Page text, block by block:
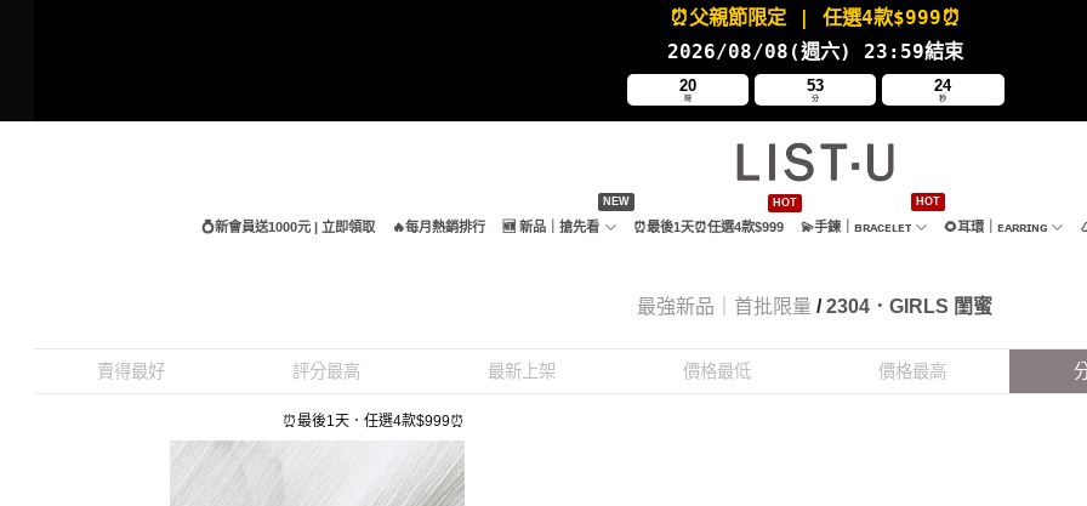
⏰父親節限定 | 任選4款$999⏰
2026/08/08(週六) 23:59結束
20
時
53
分
23
秒
💍新會員送1000元 | 立即領取 🔥每月熱銷排行 🆕 新品｜搶先看 ⏰最後1天⏰任選4款$999 💫手鍊｜ʙʀᴀᴄᴇʟᴇᴛ 🌻耳環｜ᴇᴀʀʀɪɴɢ
最強新品｜首批限量 /2304．GIRLS 閨蜜
賣得最好 評分最高 最新上架 價格最低 價格最高
⏰最後1天．任選4款$999⏰